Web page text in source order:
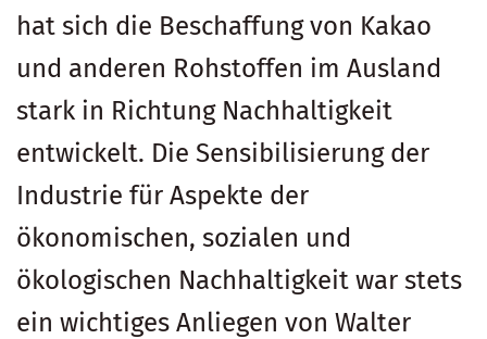
hat sich die Beschaffung von Kakao
und anderen Rohstoffen im Ausland
stark in Richtung Nachhaltigkeit
entwickelt. Die Sensibilisierung der
Industrie für Aspekte der
ökonomischen, sozialen und
ökologischen Nachhaltigkeit war stets
ein wichtiges Anliegen von Walter